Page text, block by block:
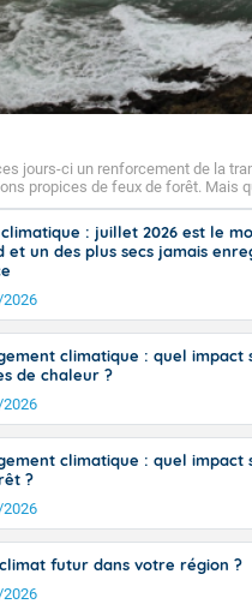
jours-ci un renforcement de la
propices de feux de forêt. Mais
sont ses caractéristiques ? La
de secteur nord-ouest à nord, ou
qui part du Roussillon à la vallée de
de ce vent vient du latin
monts, en allusion aux régions
: juillet 2026 est le
et un des plus secs jamais
climatique : quel impact
de chaleur ?
climatique : quel impact
?
futur dans votre région ?